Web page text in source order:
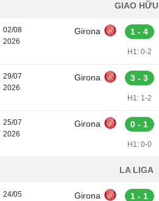
GIAO HỮU
02/08
2026
Girona 1 - 4
H1: 0-2
29/07
2026
Girona 3 - 3
H1: 1-2
25/07
2026
Girona 0 - 1
H1: 0-0
LA LIGA
24/05
Girona 1 - 1